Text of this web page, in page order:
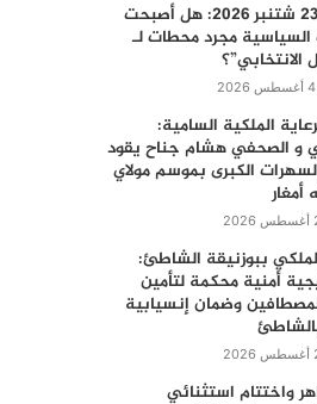
معركة 23 شتنبر 2026: هل أصبحت
السياسية مجرد محطات لـ
الانتخابي”؟
الملكية السامية:
و الصحفي هشام جناح يقود
الكبرى بموسم مولاي
أمغار
ببوزنيقة الشاطئ:
أمنية محكمة لتأمين
وضمان إنسيابية
واختتام استثنائي